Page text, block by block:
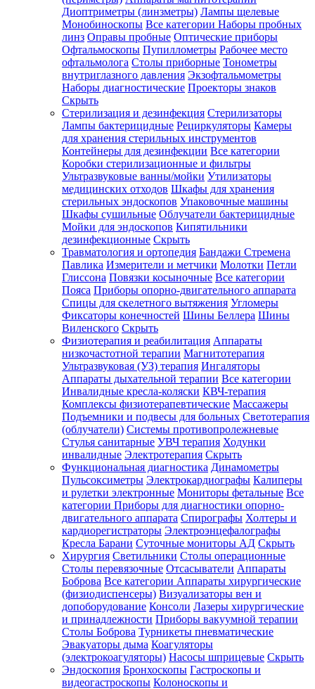
Диоптриметры (линзметры) Лампы щелевые
Монобиноскопы Все категории Наборы пробных
линз Оправы пробные Оптические приборы
Офтальмоскопы Пупиллометры Рабочее место
офтальмолога Столы приборные Тонометры
внутриглазного давления Экзофтальмометры
Наборы диагностические Проекторы знаков
Скрыть
Стерилизация и дезинфекция Стерилизаторы
Лампы бактерицидные Рециркуляторы Камеры
для хранения стерильных инструментов
Контейнеры для дезинфекции Все категории
Коробки стерилизационные и фильтры
Ультразвуковые ванны/мойки Утилизаторы
медицинских отходов Шкафы для хранения
стерильных эндоскопов Упаковочные машины
Шкафы сушильные Облучатели бактерицидные
Мойки для эндоскопов Кипятильники
дезинфекционные Скрыть
Травматология и ортопедия Бандажи Стремена
Павлика Измерители и метчики Молотки Петли
Глиссона Повязки косыночные Все категории
Пояса Приборы опорно-двигательного аппарата
Спицы для скелетного вытяжения Угломеры
Фиксаторы конечностей Шины Беллера Шины
Виленского Скрыть
Физиотерапия и реабилитация Аппараты
низкочастотной терапии Магнитотерапия
Ультразвуковая (УЗ) терапия Ингаляторы
Аппараты дыхательной терапии Все категории
Инвалидные кресла-коляски КВЧ-терапия
Комплексы физиотерапевтические Массажеры
Подъемники и подвесы для больных Светотерапия
(облучатели) Системы противопролежневые
Стулья санитарные УВЧ терапия Ходунки
инвалидные Электротерапия Скрыть
Функциональная диагностика Динамометры
Пульсоксиметры Электрокардиографы Калиперы
и рулетки электронные Мониторы фетальные Все
категории Приборы для диагностики опорно-
двигательного аппарата Спирографы Холтеры и
кардиорегистраторы Электроэнцефалографы
Кресла Барани Суточные мониторы АД Скрыть
Хирургия Светильники Столы операционные
Столы перевязочные Отсасыватели Аппараты
Боброва Все категории Аппараты хирургические
(физиодиспенсеры) Визуализаторы вен и
допоборудование Консоли Лазеры хирургические
и принадлежности Приборы вакуумной терапии
Столы Боброва Турникеты пневматические
Эвакуаторы дыма Коагуляторы
(электрокоагуляторы) Насосы шприцевые Скрыть
Эндоскопия Бронхоскопы Гастроскопы и
видеогастроскопы Колоноскопы и